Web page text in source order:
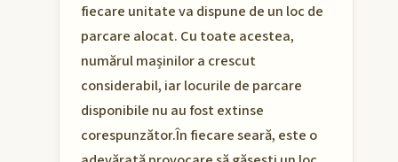
fiecare unitate va dispune de un loc de
parcare alocat. Cu toate acestea,
numărul mașinilor a crescut
considerabil, iar locurile de parcare
disponibile nu au fost extinse
corespunzător.În fiecare seară, este o